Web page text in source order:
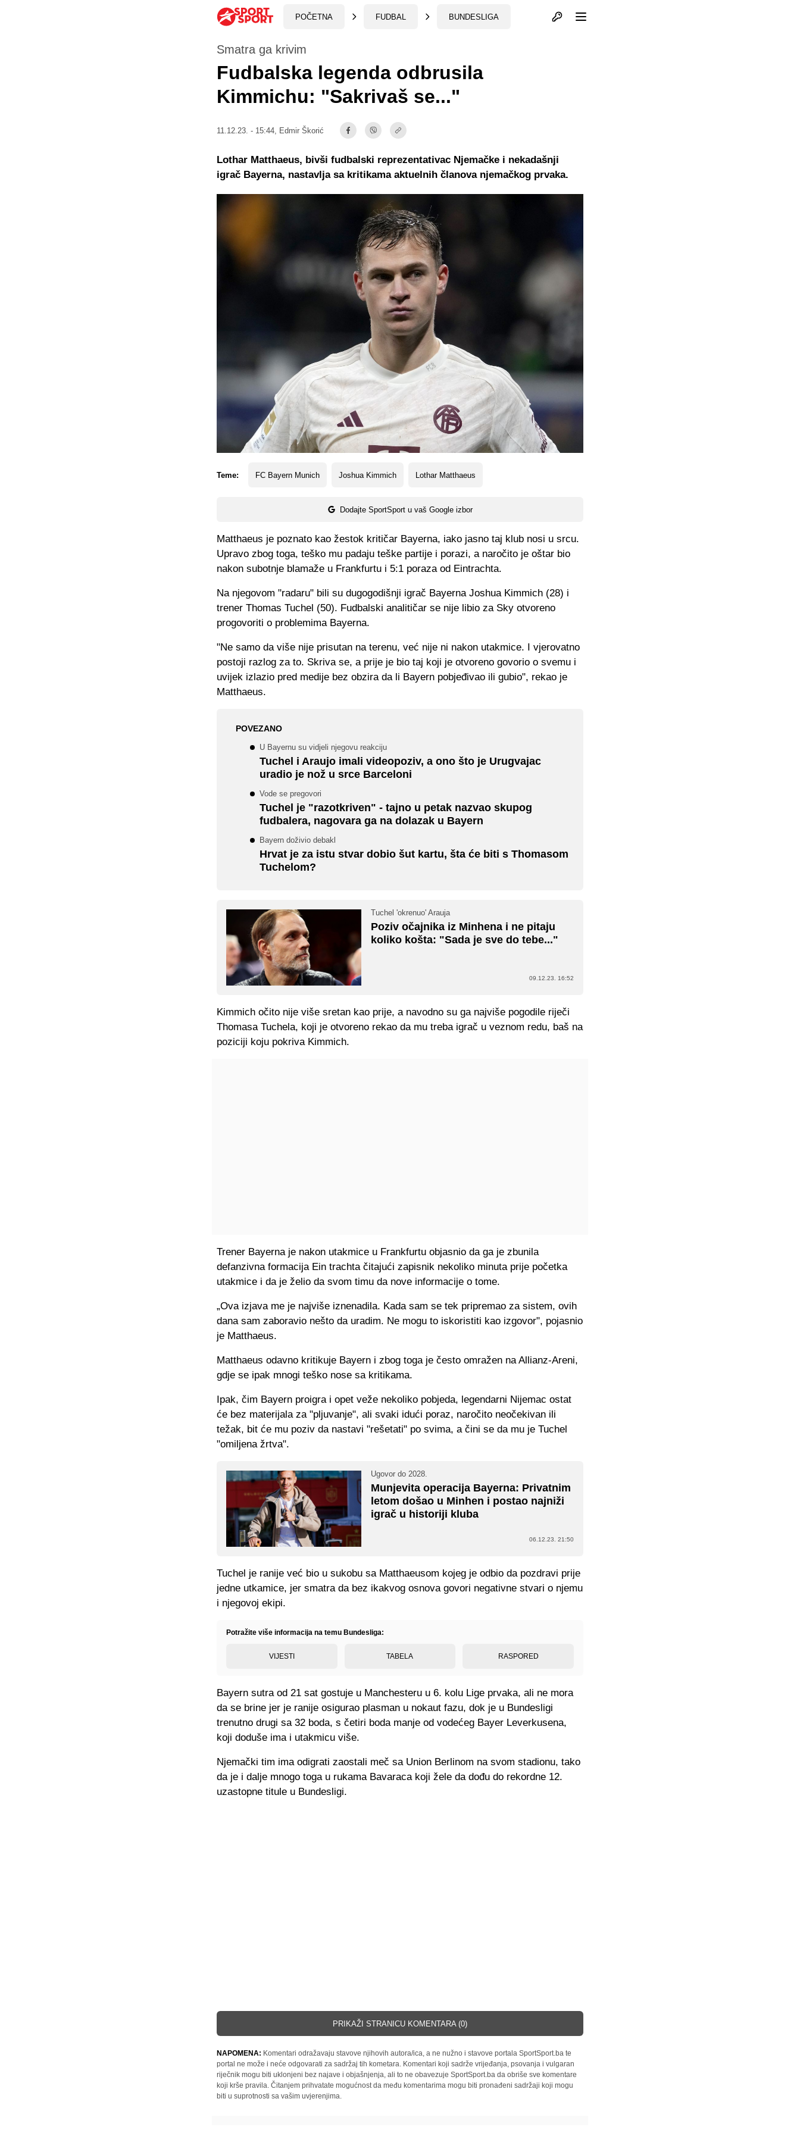
POČETNA FUDBAL BUNDESLIGA Otvori profil
Smatra ga krivim
Fudbalska legenda odbrusila
Kimmichu: "Sakrivaš se..."
11.12.23. - 15:44, Edmir Škorić
Teme: FC Bayern Munich Joshua Kimmich Lothar Matthaeus
Dodajte SportSport u vaš Google izbor
Lothar Matthaeus, bivši fudbalski reprezentativac Njemačke i nekadašnji
igrač Bayerna, nastavlja sa kritikama aktuelnih članova njemačkog prvaka.
Matthaeus je poznato kao žestok kritičar Bayerna, iako jasno taj klub nosi u srcu.
Upravo zbog toga, teško mu padaju teške partije i porazi, a naročito je oštar bio
nakon subotnje blamaže u Frankfurtu i 5:1 poraza od Eintrachta.
Na njegovom "radaru" bili su dugogodišnji igrač Bayerna Joshua Kimmich (28) i
trener Thomas Tuchel (50). Fudbalski analitičar se nije libio za Sky otvoreno
progovoriti o problemima Bayerna.
"Ne samo da više nije prisutan na terenu, već nije ni nakon utakmice. I vjerovatno
postoji razlog za to. Skriva se, a prije je bio taj koji je otvoreno govorio o svemu i
uvijek izlazio pred medije bez obzira da li Bayern pobjeđivao ili gubio", rekao je
Matthaeus.
POVEZANO
U Bayernu su vidjeli njegovu reakciju
Tuchel i Araujo imali videopoziv, a ono što je Urugvajac
uradio je nož u srce Barceloni
Vode se pregovori
Tuchel je "razotkriven" - tajno u petak nazvao skupog
fudbalera, nagovara ga na dolazak u Bayern
Bayern doživio debakl
Hrvat je za istu stvar dobio šut kartu, šta će biti s Thomasom
Tuchelom?
Tuchel 'okrenuo' Arauja
Poziv očajnika iz Minhena i ne pitaju
koliko košta: "Sada je sve do tebe..."
09.12.23. 16:52
Kimmich očito nije više sretan kao prije, a navodno su ga najviše pogodile riječi
Thomasa Tuchela, koji je otvoreno rekao da mu treba igrač u veznom redu, baš na
poziciji koju pokriva Kimmich.
Trener Bayerna je nakon utakmice u Frankfurtu objasnio da ga je zbunila
defanzivna formacija Ein trachta čitajući zapisnik nekoliko minuta prije početka
utakmice i da je želio da svom timu da nove informacije o tome.
„Ova izjava me je najviše iznenadila. Kada sam se tek pripremao za sistem, ovih
dana sam zaboravio nešto da uradim. Ne mogu to iskoristiti kao izgovor", pojasnio
je Matthaeus.
Matthaeus odavno kritikuje Bayern i zbog toga je često omražen na Allianz-Areni,
gdje se ipak mnogi teško nose sa kritikama.
Ipak, čim Bayern proigra i opet veže nekoliko pobjeda, legendarni Nijemac ostat
će bez materijala za "pljuvanje", ali svaki idući poraz, naročito neočekivan ili
težak, bit će mu poziv da nastavi "rešetati" po svima, a čini se da mu je Tuchel
"omiljena žrtva".
Ugovor do 2028.
Munjevita operacija Bayerna: Privatnim
letom došao u Minhen i postao najniži
igrač u historiji kluba
06.12.23. 21:50
Tuchel je ranije već bio u sukobu sa Matthaeusom kojeg je odbio da pozdravi prije
jedne utkamice, jer smatra da bez ikakvog osnova govori negativne stvari o njemu
i njegovoj ekipi.
Potražite više informacija na temu Bundesliga:
VIJESTI TABELA RASPORED
Bayern sutra od 21 sat gostuje u Manchesteru u 6. kolu Lige prvaka, ali ne mora
da se brine jer je ranije osigurao plasman u nokaut fazu, dok je u Bundesligi
trenutno drugi sa 32 boda, s četiri boda manje od vodećeg Bayer Leverkusena,
koji doduše ima i utakmicu više.
Njemački tim ima odigrati zaostali meč sa Union Berlinom na svom stadionu, tako
da je i dalje mnogo toga u rukama Bavaraca koji žele da dođu do rekordne 12.
uzastopne titule u Bundesligi.
PRIKAŽI STRANICU KOMENTARA (0)
NAPOMENA: Komentari odražavaju stavove njihovih autora/ica, a ne nužno i stavove portala SportSport.ba te
portal ne može i neće odgovarati za sadržaj tih kometara. Komentari koji sadrže vrijeđanja, psovanja i vulgaran
riječnik mogu biti uklonjeni bez najave i objašnjenja, ali to ne obavezuje SportSport.ba da obriše sve komentare
koji krše pravila. Čitanjem prihvatate mogućnost da među komentarima mogu biti pronađeni sadržaji koji mogu
biti u suprotnosti sa vašim uvjerenjima.